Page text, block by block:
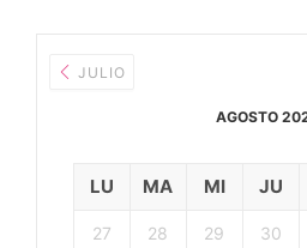
JULIO
AGOSTO
LU MA MI JU
27 28 29 30